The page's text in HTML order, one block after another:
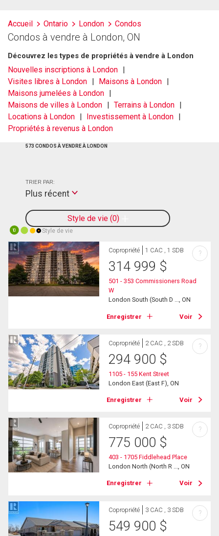
et
les
d'inscriptions
Accueil Ontario London Condos
Condos à vendre à London, ON
Découvrez les types de propriétés à vendre à London
Nouvelles inscriptions à London
Visites libres à London
Maisons à London
Maisons jumelées à London
Maisons de villes à London
Terrains à London
Locations à London
Investissement à London
Propriétés à revenus à London
573 CONDOS À VENDRE À LONDON
Style de vie 0
TRIER PAR:
Plus récent
10 Style de vie
Copropriété 1 CAC , 1 SDB
314 999 $
501 - 353 Commissioners Road
W
London South (South D ..., ON
Enregistrer Voir
?
Copropriété 2 CAC , 2 SDB
294 900 $
1105 - 155 Kent Street
London East (East F), ON
Enregistrer Voir
?
Copropriété 2 CAC , 3 SDB
775 000 $
403 - 1705 Fiddlehead Place
London North (North R ..., ON
Enregistrer Voir
?
Copropriété 3 CAC , 3 SDB
549 900 $
?